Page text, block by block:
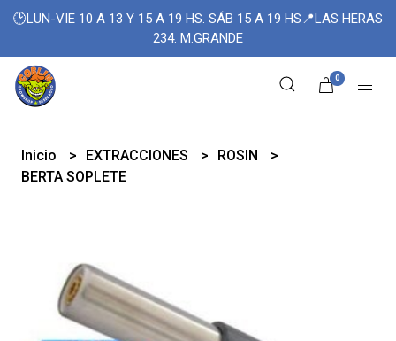
🕑LUN-VIE 10 A 13 Y 15 A 19 HS. SÁB 15 A 19 HS📍LAS HERAS
234. M.GRANDE
0
Inicio EXTRACCIONES
ROSIN
BERTA SOPLETE